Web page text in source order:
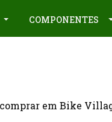
COMPONENTES
em Bike